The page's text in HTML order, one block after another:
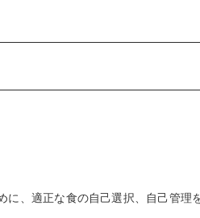
、適正な食の自己選択、自己管理